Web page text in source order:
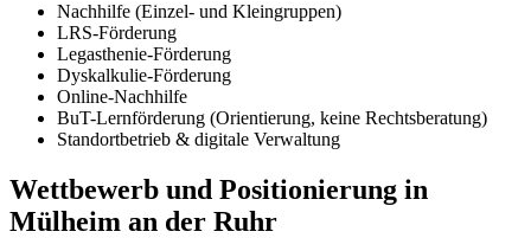
Nachhilfe (Einzel- und Kleingruppen)
LRS-Förderung
Legasthenie-Förderung
Dyskalkulie-Förderung
Online-Nachhilfe
BuT-Lernförderung (Orientierung, keine Rechtsberatung)
Standortbetrieb & digitale Verwaltung
Wettbewerb und Positionierung in
Mülheim an der Ruhr